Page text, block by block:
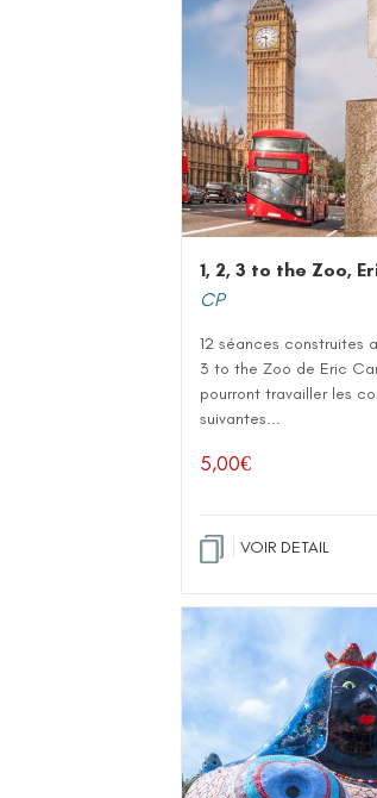
1, 2, 3 to the Zoo,
CP
12 séances construites
3 to the Zoo de Eric
pourront travailler les
suivantes...
5,00€
VOIR DETAIL